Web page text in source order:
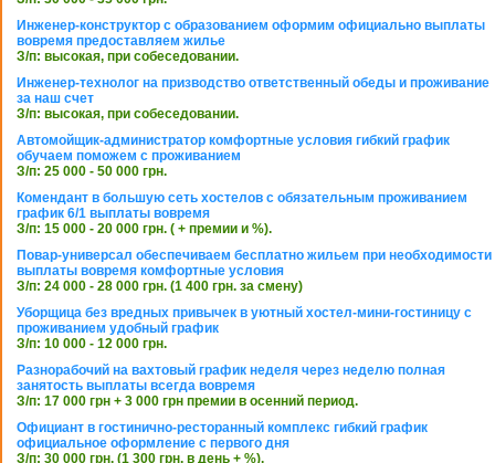
Инженер-конструктор с образованием оформим официально выплаты
вовремя предоставляем жилье
З/п: высокая, при собеседовании.
Инженер-технолог на призводство ответственный обеды и проживание
за наш счет
З/п: высокая, при собеседовании.
Автомойщик-администратор комфортные условия гибкий график
обучаем поможем с проживанием
З/п: 25 000 - 50 000 грн.
Комендант в большую сеть хостелов с обязательным проживанием
график 6/1 выплаты вовремя
З/п: 15 000 - 20 000 грн. ( + премии и %).
Повар-универсал обеспечиваем бесплатно жильем при необходимости
выплаты вовремя комфортные условия
З/п: 24 000 - 28 000 грн. (1 400 грн. за смену)
Уборщица без вредных привычек в уютный хостел-мини-гостиницу с
проживанием удобный график
З/п: 10 000 - 12 000 грн.
Разнорабочий на вахтовый график неделя через неделю полная
занятость выплаты всегда вовремя
З/п: 17 000 грн + 3 000 грн премии в осенний период.
Официант в гостинично-ресторанный комплекс гибкий график
официальное оформление с первого дня
З/п: 30 000 грн. (1 300 грн. в день + %).